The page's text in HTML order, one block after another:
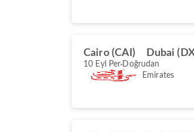
Cairo (CAI) Dubai
10 Eyl Per Doğrudan
Emirates